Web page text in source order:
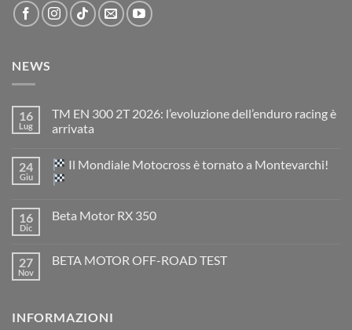
NEWS
16
Lug
TM EN 300 2T 2026: l’evoluzione dell’enduro racing è
arrivata
su
TM
EN
2026:
è
arrivata
24
Giu
Il Mondiale Motocross è tornato a Montevarchi!
su
Motocross
è
16
Dic
Beta Motor RX 350
Beta
27
Nov
BETA MOTOR OFF-ROAD TEST
MOTOR
INFORMAZIONI